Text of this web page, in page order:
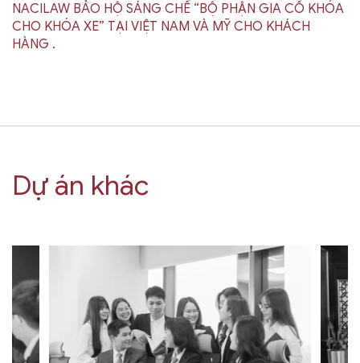
NACILAW BẢO HỘ SÁNG CHẾ “BỘ PHẬN GIA CỐ KHÓA
CHO KHÓA XE” TẠI VIỆT NAM VÀ MỸ CHO KHÁCH
HÀNG .
Dự án khác